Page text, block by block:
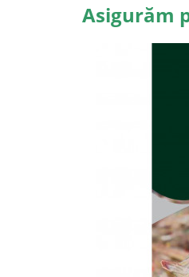
Asigurăm